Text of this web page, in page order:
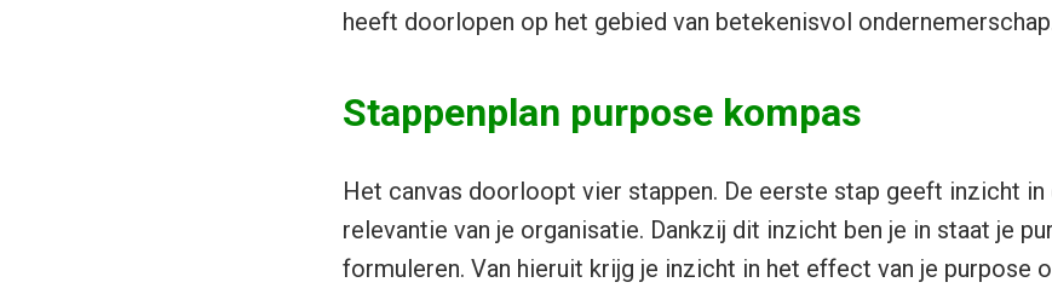
heeft doorlopen op het gebied van betekenisvol
Stappenplan purpose kompas
Het canvas doorloopt vier stappen. De eerste stap geeft inzicht in
relevantie van je organisatie. Dankzij dit inzicht ben je in staat je
formuleren. Van hieruit krijg je inzicht in het effect van je purpose